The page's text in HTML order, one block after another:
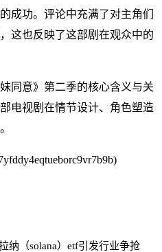
成功。评论中充满了对主角们
这也反映了这部剧在观众中的
同意》第二季的核心含义与关
电视剧在情节设计、角色塑造
纳（solana）etf引发行业争抢